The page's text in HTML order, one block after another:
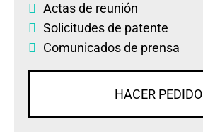
Actas de reunión
Solicitudes de patente
Comunicados de prensa
HACER PEDIDO